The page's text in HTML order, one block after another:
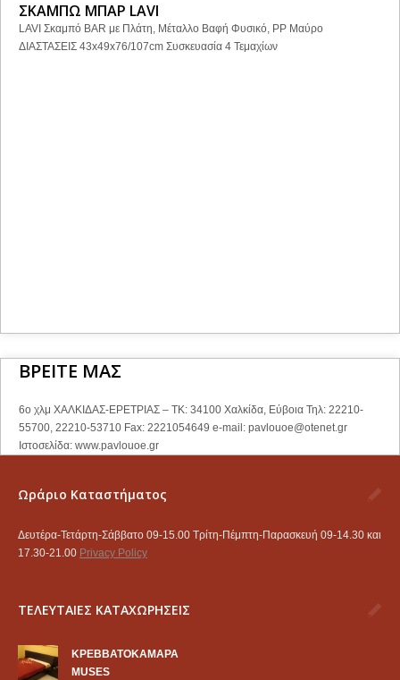
ΣΚΑΜΠΩ ΜΠΑΡ LAVI
LAVI Σκαμπό BAR με Πλάτη, Μέταλλο Βαφή Φυσικό, PP Μαύρο
ΔΙΑΣΤΑΣΕΙΣ 43x49x76/107cm Συσκευασία 4 Τεμαχίων
ΒΡΕΙΤΕ ΜΑΣ
6ο χλμ ΧΑΛΚΙΔΑΣ-ΕΡΕΤΡΙΑΣ – ΤΚ: 34100 Χαλκίδα, Εύβοια Τηλ: 22210-
55700, 22210-53710 Fax: 2221054649 e-mail: pavlouoe@otenet.gr
Ιστοσελίδα: www.pavlouoe.gr
Ωράριο Καταστήματος
Δευτέρα-Τετάρτη-Σάββατο 09-15.00 Τρίτη-Πέμπτη-Παρασκευή 09-14.30 και
17.30-21.00 Privacy Policy
ΤΕΛΕΥΤΑΙΕΣ ΚΑΤΑΧΩΡΗΣΕΙΣ
KΡΕΒΒΑΤΟΚΑΜΑΡΑ
MUSES